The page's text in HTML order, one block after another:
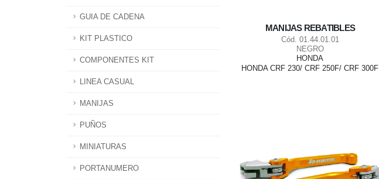
GUIA DE CADENA
KIT PLASTICO
COMPONENTES KIT
LINEA CASUAL
MANIJAS
PUÑOS
MINIATURAS
PORTANUMERO
MANIJAS REBATIBLES
Cód. 01.44.01.01
NEGRO
HONDA
HONDA CRF 230/ CRF 250F/ CRF 300F